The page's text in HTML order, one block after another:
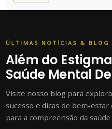
ÚLTIMAS NOTÍCIAS & BLOG
Além do
Saúde Mental
Visite nosso blog para
sucesso e dicas de bem-
para a compreensão da